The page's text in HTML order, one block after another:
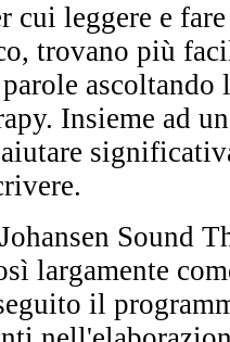
cui leggere e
trovano più
ascoltando
Insieme ad
Sound
largamente
il